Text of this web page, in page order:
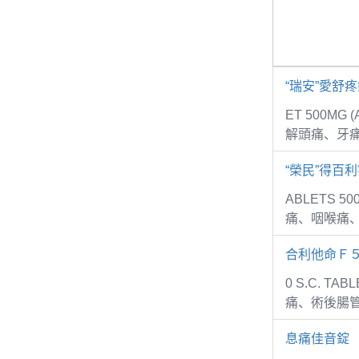
“瑞安”愛舒
ET 500MG
解頭痛、牙
“榮民”得百
ABLETS
痛、咽喉痛
合利他命Ｆ
0 S.C.
痛、術後腸
息痛佳音錠